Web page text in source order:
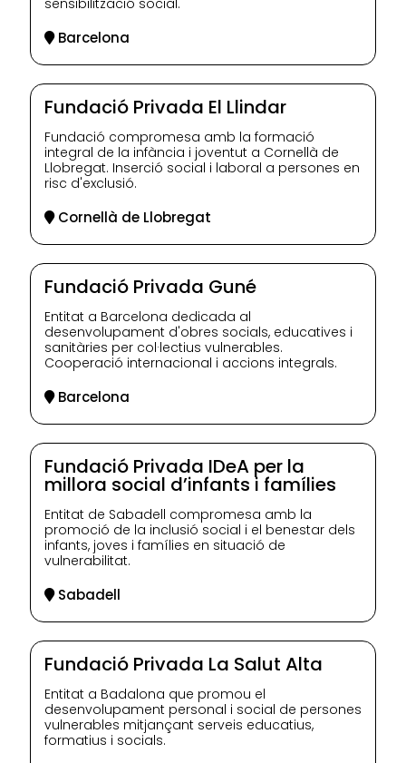
sensibilització social.
Barcelona
Fundació Privada El Llindar
Fundació compromesa amb la formació
integral de la infància i joventut a Cornellà de
Llobregat. Inserció social i laboral a persones en
risc d'exclusió.
Cornellà de Llobregat
Fundació Privada Guné
Entitat a Barcelona dedicada al
desenvolupament d'obres socials, educatives i
sanitàries per col·lectius vulnerables.
Cooperació internacional i accions integrals.
Barcelona
Fundació Privada IDeA per la
millora social d’infants i famílies
Entitat de Sabadell compromesa amb la
promoció de la inclusió social i el benestar dels
infants, joves i famílies en situació de
vulnerabilitat.
Sabadell
Fundació Privada La Salut Alta
Entitat a Badalona que promou el
desenvolupament personal i social de persones
vulnerables mitjançant serveis educatius,
formatius i socials.